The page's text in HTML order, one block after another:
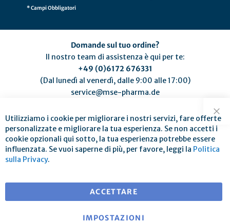
* Campi Obbligatori
Domande sul tuo ordine?
Il nostro team di assistenza è qui per te:
+49 (0)6172 676331
(Dal lunedì al venerdì, dalle 9:00 alle 17:00)
service@mse-pharma.de
Spedizione gratuita per ordini superiori a € 25
Utilizziamo i cookie per migliorare i nostri servizi, fare offerte
personalizzate e migliorare la tua esperienza. Se non accetti i
cookie opzionali qui sotto, la tua esperienza potrebbe essere
influenzata. Se vuoi saperne di più, per favore, leggi la Politica
sulla Privacy.
ACCETTARE
IMPOSTAZIONI